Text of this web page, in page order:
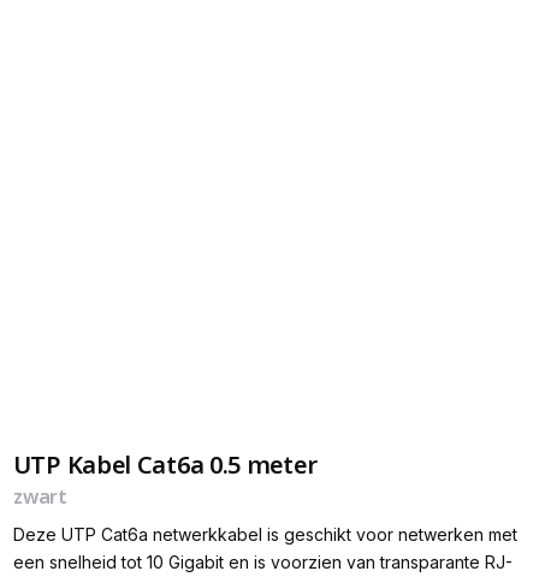
UTP Kabel Cat6a 0.5 meter
zwart
Deze UTP Cat6a netwerkkabel is geschikt voor netwerken met
een snelheid tot 10 Gigabit en is voorzien van transparante RJ-